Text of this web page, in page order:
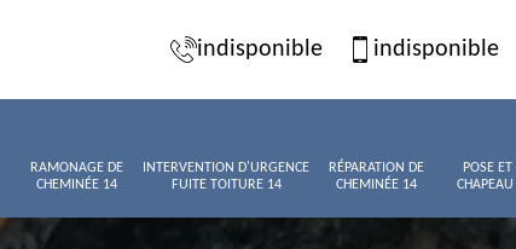
indisponible indisponible
RAMONAGE DE
CHEMINÉE 14
INTERVENTION D'URGENCE
FUITE TOITURE 14
RÉPARATION DE
CHEMINÉE 14
POSE